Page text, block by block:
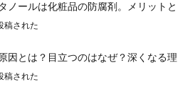
ノールは化粧品の防腐剤。メリットと
稿された
因とは？目立つのはなぜ？深くなる理
稿された